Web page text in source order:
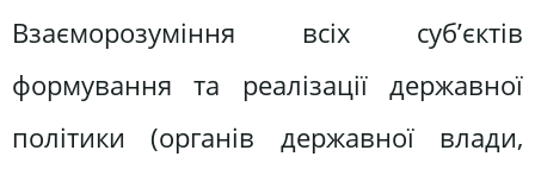
Взаєморозуміння всіх суб’єктів
формування та реалізації державної
політики (органів державної влади,